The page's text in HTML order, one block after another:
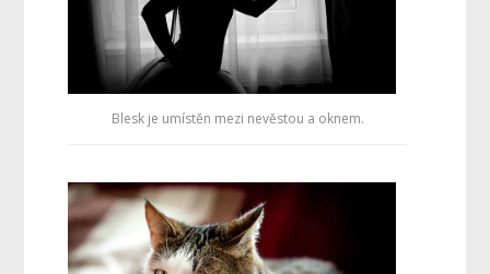
Blesk je umístěn mezi nevěstou a oknem.